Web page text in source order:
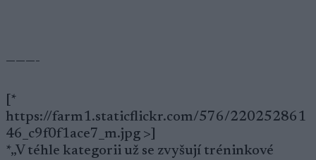
———-
[*
https://farm1.staticflickr.com/576/220252861
46_c9f0f1ace7_m.jpg >]
*„V téhle kategorii už se zvyšují tréninkové